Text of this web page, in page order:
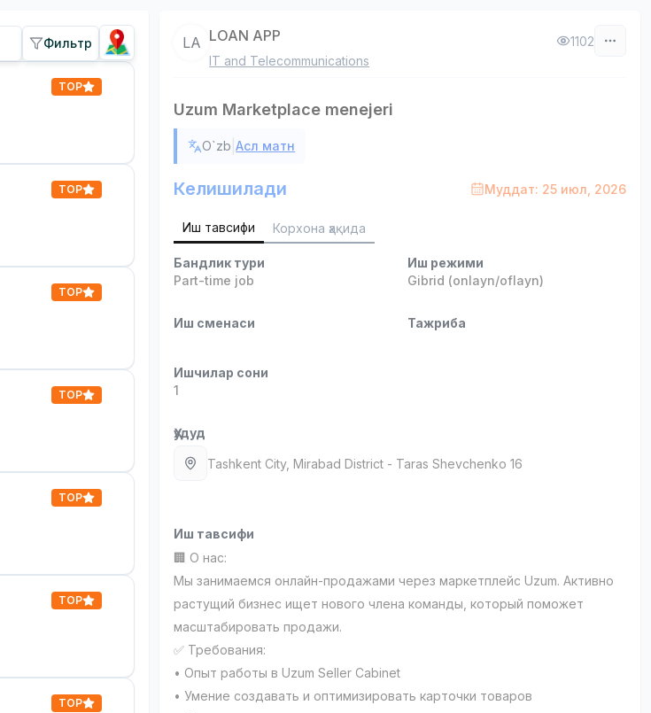
Фильтр
TOP
TOP
TOP
TOP
TOP
TOP
TOP
LA LOAN APP
IT and Telecommunications
1102
Uzum Marketplace menejeri
O`zb |Асл матн
Келишилади Муддат: 25 июл, 2026
Иш тавсифи Корхона ҳақида
Бандлик тури
Part-time job
Иш режими
Gibrid (onlayn/oflayn)
Иш сменаси Тажриба
Ишчилар сони
1
Ҳудуд
Tashkent City, Mirabad District - Taras Shevchenko 16
Иш тавсифи
🏢 О нас:
Мы занимаемся онлайн-продажами через маркетплейс Uzum. Активно
растущий бизнес ищет нового члена команды, который поможет
масштабировать продажи.
✅ Требования:
• Опыт работы в Uzum Seller Cabinet
• Умение создавать и оптимизировать карточки товаров